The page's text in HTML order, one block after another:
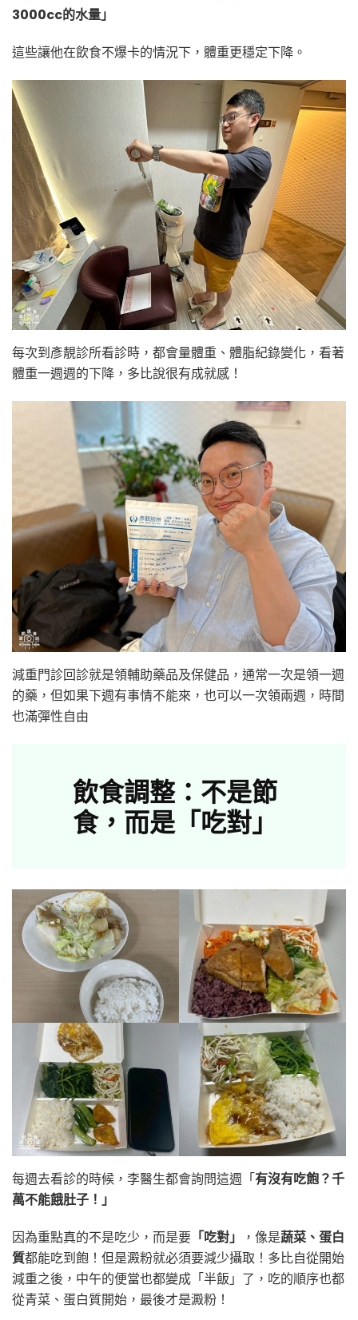
3000cc的水量」
這些讓他在飲食不爆卡的情況下，體重更穩定下降。
每次到彥靚診所看診時，都會量體重、體脂紀錄變化，看著
體重一週週的下降，多比說很有成就感！
減重門診回診就是領輔助藥品及保健品，通常一次是領一週
的藥，但如果下週有事情不能來，也可以一次領兩週，時間
也滿彈性自由
飲食調整：不是節
食，而是「吃對」
每週去看診的時候，李醫生都會詢問這週「有沒有吃飽？千
萬不能餓肚子！」
因為重點真的不是吃少，而是要 「吃對」 ，像是蔬菜、蛋白
質都能吃到飽！但是澱粉就必須要減少攝取！多比自從開始
減重之後，中午的便當也都變成「半飯」了，吃的順序也都
從青菜、蛋白質開始，最後才是澱粉！